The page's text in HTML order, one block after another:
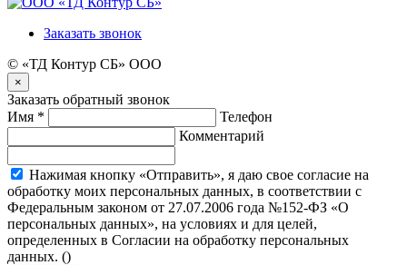
Заказать звонок
© «ТД Контур СБ» ООО
×
Заказать обратный звонок
Имя *
Телефон
Комментарий
Нажимая кнопку «Отправить», я даю свое согласие на
обработку моих персональных данных, в соответствии с
Федеральным законом от 27.07.2006 года №152-ФЗ «О
персональных данных», на условиях и для целей,
определенных в Согласии на обработку персональных
данных. ()